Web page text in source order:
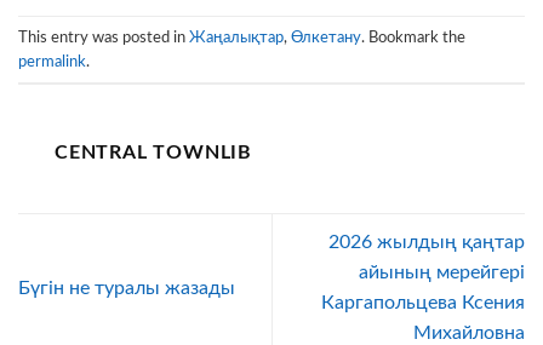
This entry was posted in Жаңалықтар, Өлкетану. Bookmark the
permalink.
CENTRAL TOWNLIB
Бүгін не туралы жазады
2026 жылдың қаңтар
айының мерейгері
Каргапольцева Ксения
Михайловна